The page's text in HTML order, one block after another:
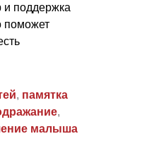
и поддержка
поможет
, памятка
,
малыша